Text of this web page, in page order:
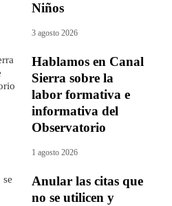
Niños
3 agosto 2026
Hablamos en Canal
Sierra sobre la
labor formativa e
informativa del
Observatorio
1 agosto 2026
Anular las citas que
no se utilicen y